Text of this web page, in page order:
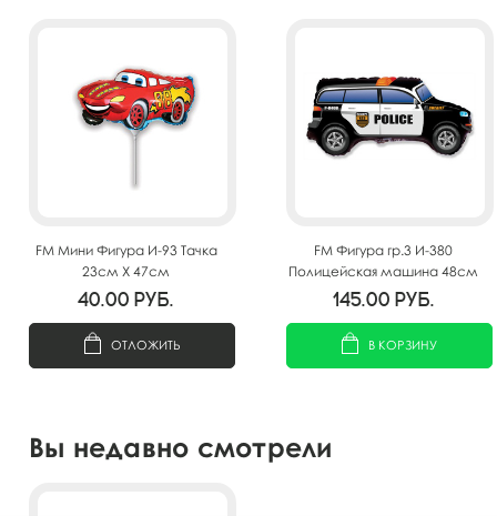
FM Мини Фигура И-93 Тачка
23см X 47см
40.00 руб.
ОТЛОЖИТЬ
FM Фигура гр.3 И-380
Полицейская машина 48см
X 85см
145.00 руб.
В КОРЗИНУ
Вы недавно смотрели